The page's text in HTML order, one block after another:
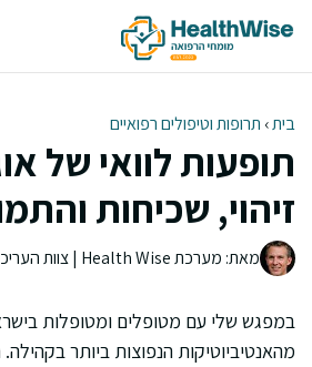
לתוכן
בית› תרופות וטיפולים רפואיים
תופעות לוואי של
זיהוי, שכיחות
מאת: מערכת Health Wise | צוות העריכה
במפגש שלי עם מטופלים ומטופלות
מהאנטיביוטיקות הנפוצות ביותר